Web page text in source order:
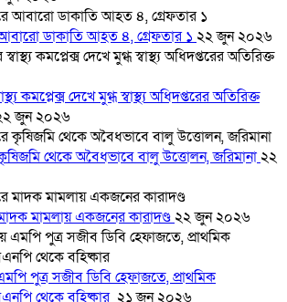
ডাকাতি আহত ৪, গ্রেফতার ১ ২২ জুন ২০২৬
কমপ্লেক্স দেখে মুগ্ধ স্বাস্থ্য অধিদপ্তরের অতিরিক্ত
জুন ২০২৬
থেকে অবৈধভাবে বালু উত্তোলন, জরিমানা২২
মামলায় একজনের কারাদণ্ড২২ জুন ২০২৬
পুত্র সজীব ডিবি হেফাজতে, প্রাথমিক
থেকে বহিষ্কার ২১ জুন ২০২৬